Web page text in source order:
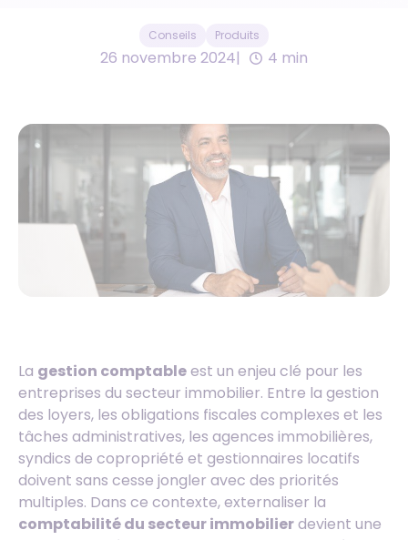
Conseils Produits
26 novembre 2024 4 min
La gestion comptableest un enjeu clé pour les
entreprises du secteur immobilier. Entre la gestion
des loyers, les obligations fiscales complexes et les
tâches administratives, les agences immobilières,
syndics de copropriété et gestionnaires locatifs
doivent sans cesse jongler avec des priorités
multiples. Dans ce contexte, externaliser la
comptabilité du secteur immobilierdevient une